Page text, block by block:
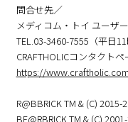
問合せ先／
メディコム・トイ ユーザ
TEL.03-3460-7555（平日11
CRAFTHOLICコンタクトペ
https://
R@BBRICK TM & (C) 2015-
BE@RBRICK TM & (C)